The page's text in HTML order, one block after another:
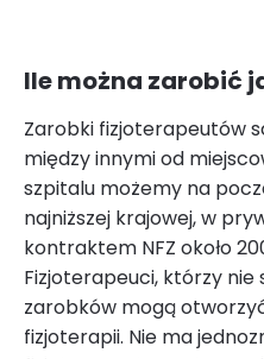
Ile można zarobić
Zarobki fizjoterapeutów
między innymi od
szpitalu możemy na
najniższej krajowej, w
kontraktem NFZ około
Fizjoterapeuci, którzy nie
zarobków mogą
fizjoterapii. Nie ma